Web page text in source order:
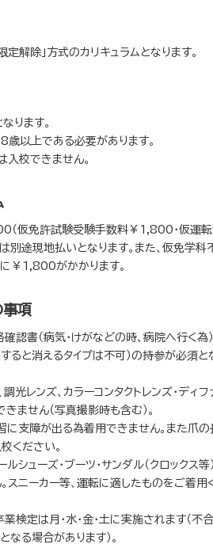
解除」方式のカリキュラムとなります。
ります。
以上である必要があります。
入校できません。
（仮免許試験受験手数料￥1,800・仮運
別途現地払いとなります。また、仮免学科
￥1,800がかかります。
事項
認書（病気・けがなどの時、病院へ行く為
ると消えるタイプは不可）の持参が必須と
光レンズ、カラーコンタクトレンズ・ディフ
ません（写真撮影時も含む）。
に支障が出る為着用できません。また爪の
ください。
ルシューズ・ブーツ・サンダル（クロックス等
スニーカー等、運転に適したものをご着用
業検定は月・水・金・土に実施されます（不
なる場合があります）。